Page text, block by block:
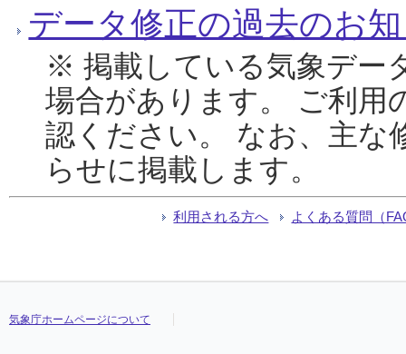
データ修正の過去のお
※ 掲載している気象デー
場合があります。 ご利用
認ください。 なお、主な
らせに掲載します。
利用される方へ よくある質問（
気象庁ホームページについて